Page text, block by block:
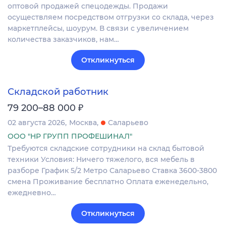
оптовой продажей спецодежды. Продажи
осуществляем посредством отгрузки со склада, через
маркетплейсы, шоурум. В связи с увеличением
количества заказчиков, нам…
Откликнуться
Складской работник
79 200–88 000 ₽
02 августа 2026 Москва
Саларьево
ООО "НР ГРУПП ПРОФЕШИНАЛ"
Требуются складские сотрудники на склад бытовой
техники Условия: Ничего тяжелого, вся мебель в
разборе График 5/2 Метро Саларьево Ставка 3600-3800
смена Проживание бесплатно Оплата еженедельно,
ежедневно…
Откликнуться